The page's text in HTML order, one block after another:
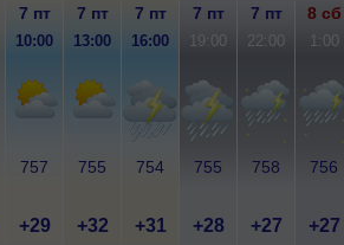
7 пт 7 пт 7 пт 7 пт 7 пт 8 сб
10:00 13:00 16:00 19:00 22:00 1:00
757 755 754 755 758 756
+29 +32 +31 +28 +27 +27